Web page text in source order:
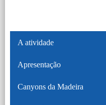
A atividade
Apresentação
Canyons da Madeira